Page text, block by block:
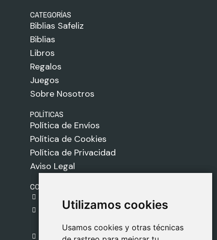
Utilizamos cookies
Usamos cookies y otras técnicas
Utilizamos cookies
Usamos cookies y otras técnicas
CATEGORÍAS
Biblias Safeliz
Biblias
Libros
Regalos
Juegos
Sobre Nosotros
POLÍTICAS
Política de Envíos
Política de Cookies
Política de Privacidad
Aviso Legal
CONTACTO
C. del Pradillo, 6, 28770 Colmenar Viejo,
Madrid
918 459 877